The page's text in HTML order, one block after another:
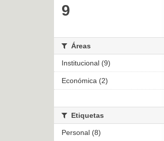
9
Áreas
Institucional (9)
Económica (2)
Etiquetas
Personal (8)